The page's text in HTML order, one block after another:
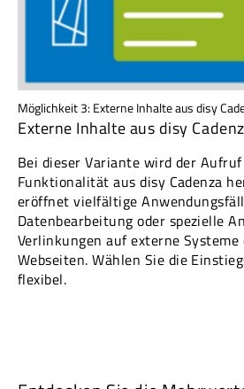
Möglichkeit 3: Externe Inhalte aus disy
Externe Inhalte aus disy
Bei dieser Variante wird der
Funktionalität aus disy Cadenza
eröffnet vielfältige
Datenbearbeitung oder spezielle
Verlinkungen auf externe
Webseiten. Wählen Sie die
flexibel.